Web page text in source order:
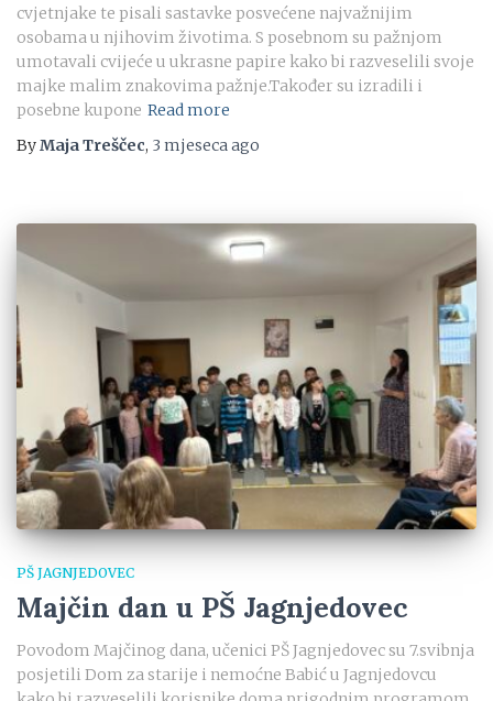
cvjetnjake te pisali sastavke posvećene najvažnijim
osobama u njihovim životima. S posebnom su pažnjom
umotavali cvijeće u ukrasne papire kako bi razveselili svoje
majke malim znakovima pažnje.Također su izradili i
posebne kupone Read more
ByMaja Treščec, 3 mjesecaago
PŠ JAGNJEDOVEC
Majčin dan u PŠ Jagnjedovec
Povodom Majčinog dana, učenici PŠ Jagnjedovec su 7.svibnja
posjetili Dom za starije i nemoćne Babić u Jagnjedovcu